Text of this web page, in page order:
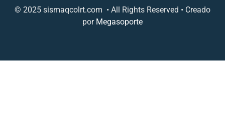
© 2025 sismaqcolrt.com • All Rights Reserved • Creado
por Megasoporte